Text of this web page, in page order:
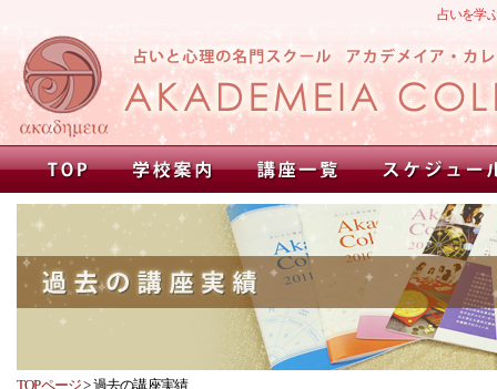
占いを学
TOPページ>過去の講座実績